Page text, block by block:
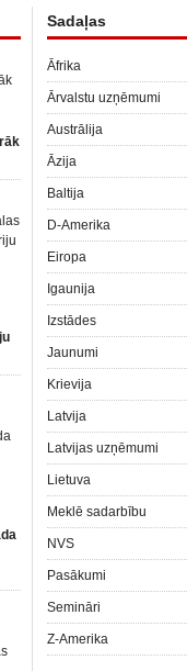
Sadaļas
Āfrika
Ārvalstu uzņēmumi
Austrālija
Āzija
Baltija
D-Amerika
Eiropa
Igaunija
Izstādes
Jaunumi
Krievija
Latvija
Latvijas uzņēmumi
Lietuva
Meklē sadarbību
NVS
Pasākumi
Semināri
Z-Amerika